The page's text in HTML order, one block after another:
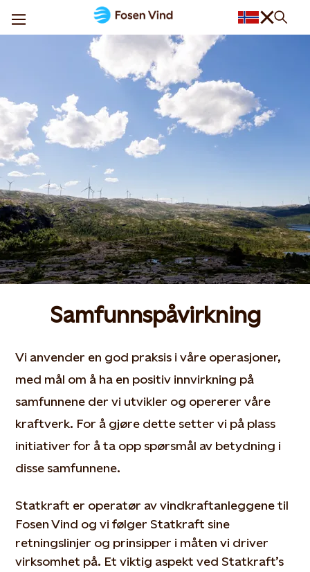
Samfunnspåvirkning
Vi anvender en god praksis i våre operasjoner,
med mål om å ha en positiv innvirkning på
samfunnene der vi utvikler og opererer våre
kraftverk. For å gjøre dette setter vi på plass
initiativer for å ta opp spørsmål av betydning i
disse samfunnene.
Statkraft er operatør av vindkraftanleggene til
Fosen Vind og vi følger Statkraft sine
retningslinjer og prinsipper i måten vi driver
virksomhet på. Et viktig aspekt ved Statkraft’s